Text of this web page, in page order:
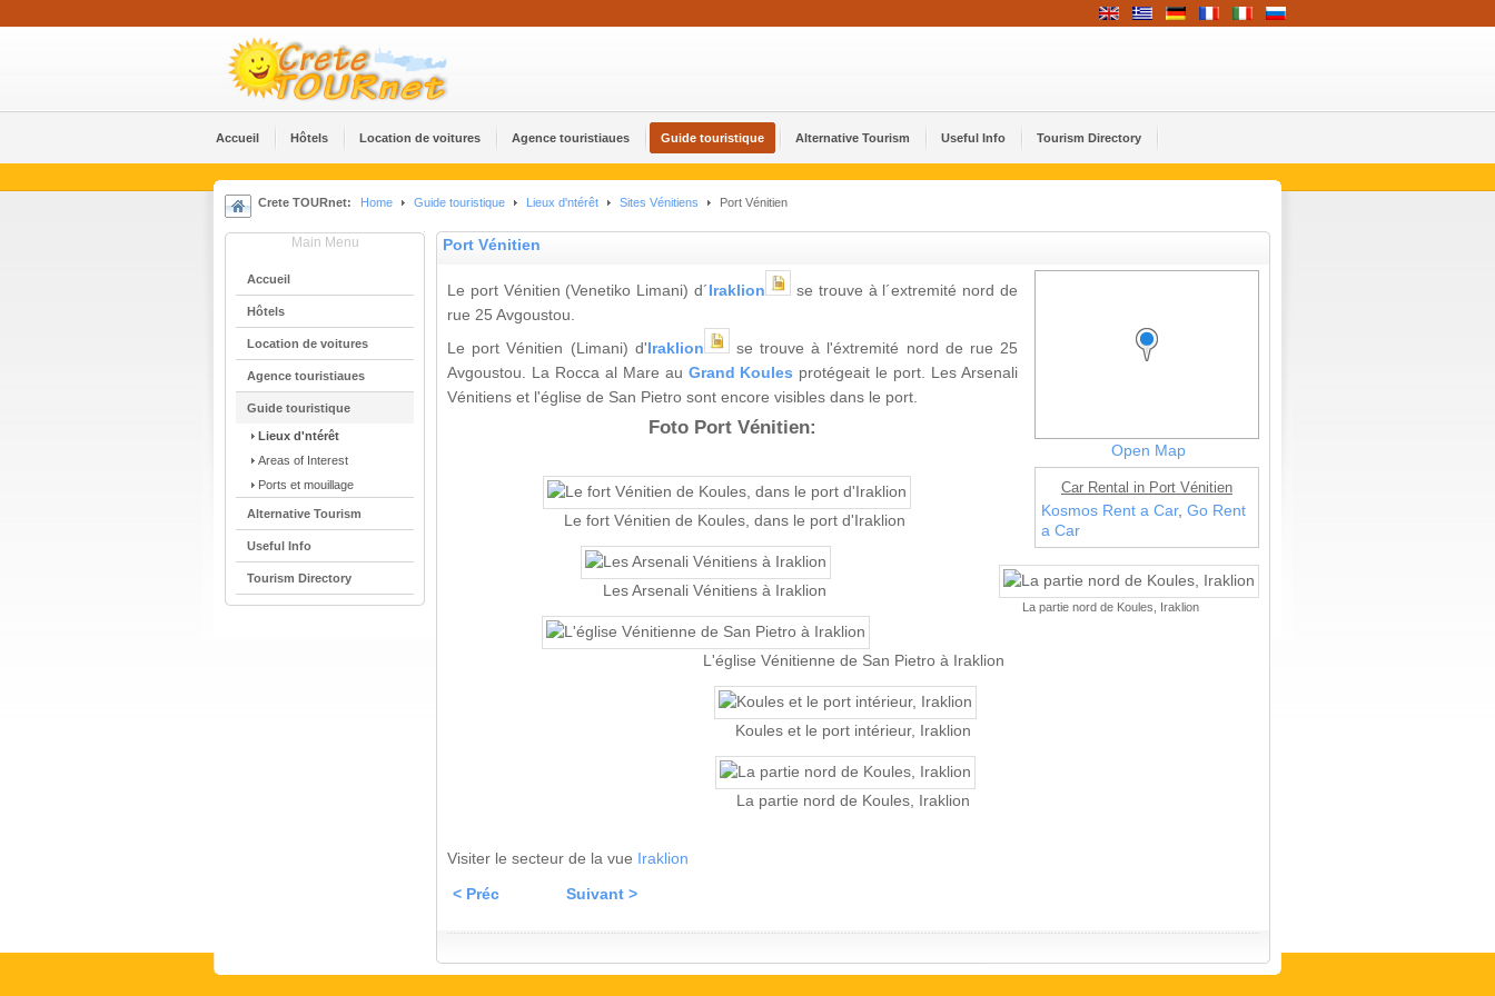
Accueil Hôtels Location de voitures Agence touristiaues Guide touristique Alternative Tourism Useful Info Tourism Directory
Crete TOURnet: Home Guide touristique Lieux d'ntérêt Sites Vénitiens Port Vénitien
Main Menu
Accueil
Hôtels
Location de voitures
Agence touristiaues
Guide touristique
Lieux d'ntérêt
Areas of Interest
Ports et mouillage
Alternative Tourism
Useful Info
Tourism Directory
Port Vénitien
Open Map
Car Rental in Port Vénitien
Kosmos Rent a Car, Go Rent
a Car
La partie nord de Koules, Iraklion
Le port Vénitien (Venetiko Limani) d´ Iraklion
se trouve à l´extremité nord de
rue 25 Avgoustou.
Le port Vénitien (Limani) d' Iraklion
se trouve à l'éxtremité nord de rue 25
Avgoustou. La Rocca al Mare au Grand Koules protégeait le port. Les Arsenali
Vénitiens et l'église de San Pietro sont encore visibles dans le port.
Foto Port Vénitien:
Le fort Vénitien de Koules, dans le port d'Iraklion
Les Arsenali Vénitiens à Iraklion
L'église Vénitienne de San Pietro à Iraklion
Koules et le port intérieur, Iraklion
La partie nord de Koules, Iraklion
Visiter le secteur de la vue Iraklion
< Préc Suivant >